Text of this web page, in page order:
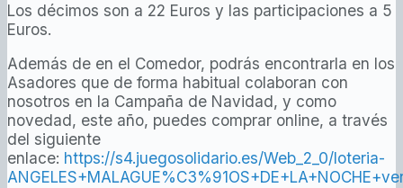
Los décimos son a 22 Euros y las participaciones a 5
Euros.
Además de en el Comedor, podrás encontrarla en los
Asadores que de forma habitual colaboran con
nosotros en la Campaña de Navidad, y como
novedad, este año, puedes comprar online, a través
del siguiente
enlace: https://s4.juegosolidario.es/Web_2_0/loteria-